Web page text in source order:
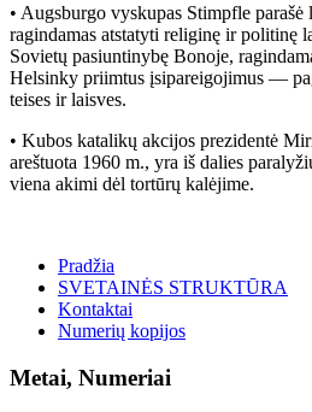
• Augsburgo vyskupas Stimpfle
ragindamas atstatyti religinę ir politinę
Sovietų pasiuntinybę Bonoje,
Helsinky priimtus įsipareigojimus —
teises ir laisves.
• Kubos katalikų akcijos prezidentė
areštuota 1960 m., yra iš dalies
viena akimi dėl tortūrų kalėjime.
Pradžia
SVETAINĖS STRUKTŪRA
Kontaktai
Numerių kopijos
Metai, Numeriai